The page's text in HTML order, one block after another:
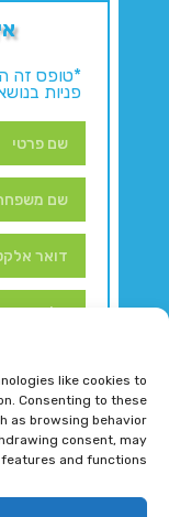
like cookies to
Consenting to these
as browsing behavior
consent, may
and functions.
*טופס זה
פניות